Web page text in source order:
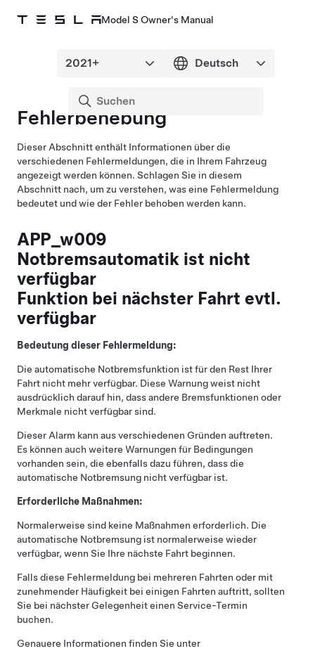
Model S Owner's Manual
Fehlerbehebung
Dieser Abschnitt enthält Informationen über die
verschiedenen Fehlermeldungen, die in Ihrem Fahrzeug
angezeigt werden können. Schlagen Sie in diesem
Abschnitt nach, um zu verstehen, was eine Fehlermeldung
bedeutet und wie der Fehler behoben werden kann.
APP_w009
Notbremsautomatik ist nicht
verfügbar
Funktion bei nächster Fahrt evtl.
verfügbar
Bedeutung dieser Fehlermeldung:
Die automatische Notbremsfunktion ist für den Rest Ihrer
Fahrt nicht mehr verfügbar. Diese Warnung weist nicht
ausdrücklich darauf hin, dass andere Bremsfunktionen oder
Merkmale nicht verfügbar sind.
Dieser Alarm kann aus verschiedenen Gründen auftreten.
Es können auch weitere Warnungen für Bedingungen
vorhanden sein, die ebenfalls dazu führen, dass die
automatische Notbremsung nicht verfügbar ist.
Erforderliche Maßnahmen:
Normalerweise sind keine Maßnahmen erforderlich. Die
automatische Notbremsung ist normalerweise wieder
verfügbar, wenn Sie Ihre nächste Fahrt beginnen.
Falls diese Fehlermeldung bei mehreren Fahrten oder mit
zunehmender Häufigkeit bei einigen Fahrten auftritt, sollten
Sie bei nächster Gelegenheit einen Service-Termin
buchen.
Genauere Informationen finden Sie unter